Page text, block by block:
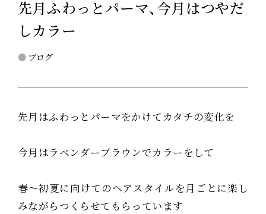
先月ふわっとパーマ、今月はつやだ
しカラー
ブログ
先月はふわっとパーマをかけてカタチの変化を
今月はラベンダーブラウンでカラーをして
春～初夏に向けてのヘアスタイルを月ごとに楽し
みながらつくらせてもらっています